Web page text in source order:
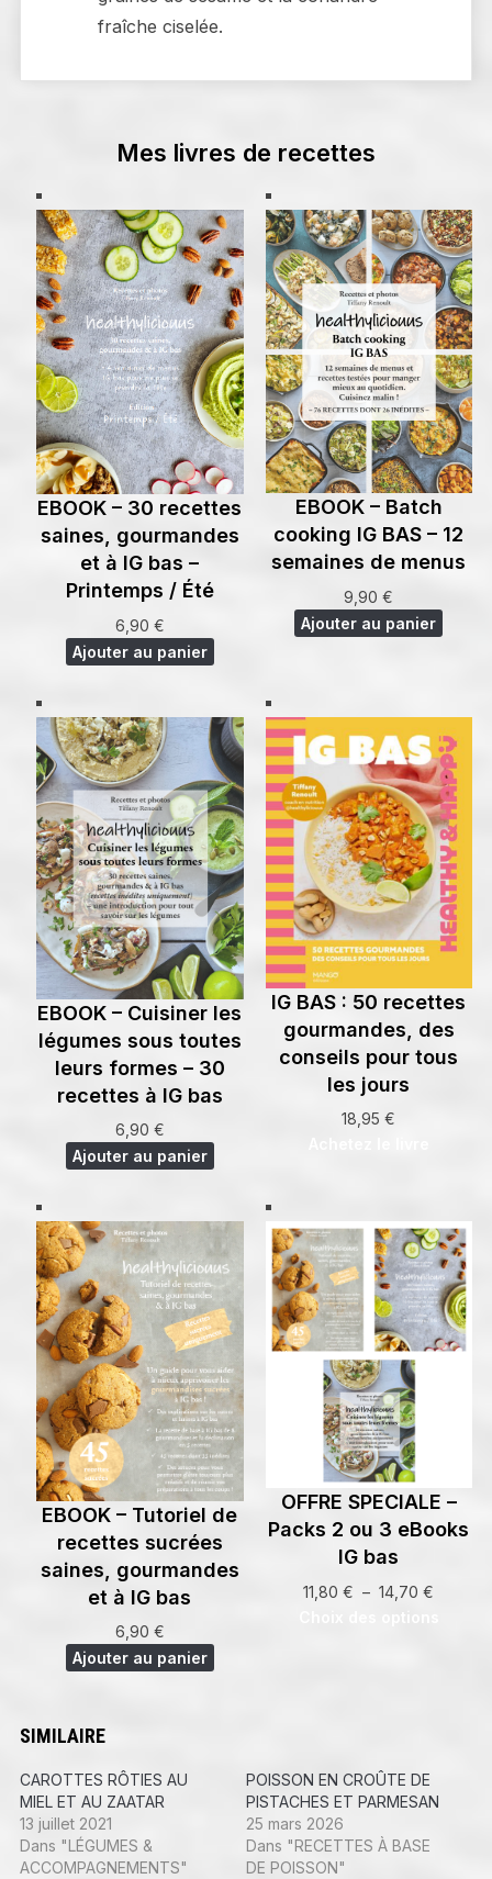
fraîche ciselée.
Mes livres de recettes
EBOOK – 30 recettes
saines, gourmandes
et à IG bas –
Printemps / Été
6,90 €
Ajouter au panier
EBOOK – Batch
cooking IG BAS – 12
semaines de menus
9,90€
Ajouter au panier
EBOOK – Cuisiner les
légumes sous toutes
leurs formes – 30
recettes à IG bas
6,90 €
Ajouter au panier
IG BAS : 50 recettes
gourmandes, des
conseils pour tous
les jours
18,95€
EBOOK – Tutoriel de
recettes sucrées
saines, gourmandes
et à IG bas
6,90 €
Ajouter au panier
OFFRE SPECIALE –
Packs 2 ou 3 eBooks
IG bas
11,80€ – 14,70€
SIMILAIRE
CAROTTES RÔTIES AU
MIEL ET AU ZAATAR
13 juillet 2021
Dans "LÉGUMES &
ACCOMPAGNEMENTS"
POISSON EN CROÛTE DE
PISTACHES ET PARMESAN
25 mars 2026
Dans "RECETTES À BASE
DE POISSON"